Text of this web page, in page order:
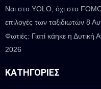
Ναι στο YOLO, όχι στο
επιλογές των ταξιδιωτών 8
Φωτιές: Γιατί κάηκε η Δυτική
2026
ΚΑΤΗΓΟΡΊΕΣ